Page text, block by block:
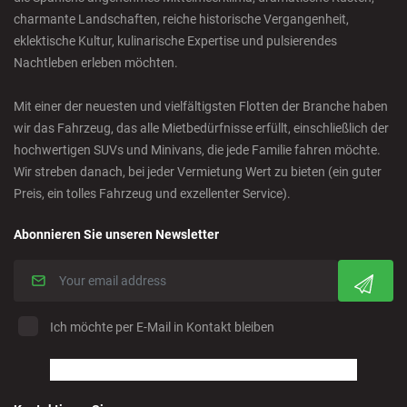
Castro Urdiales - City
Ciudad Real - Downtown
Cordoba - Downtown
Corralejo - Fuerteventura
Crevillente - City
Denia - Downtown/Port
Estepona - City
charmante Landschaften, reiche historische Vergangenheit,
eklektische Kultur, kulinarische Expertise und pulsierendes
Nachtleben erleben möchten.
Mit einer der neuesten und vielfältigsten Flotten der Branche haben
wir das Fahrzeug, das alle Mietbedürfnisse erfüllt, einschließlich der
hochwertigen SUVs und Minivans, die jede Familie fahren möchte.
Wir streben danach, bei jeder Vermietung Wert zu bieten (ein guter
Preis, ein tolles Fahrzeug und exzellenter Service).
Abonnieren Sie unseren Newsletter
Ich möchte per E-Mail in Kontakt bleiben